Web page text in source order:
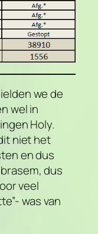
we de
wel in
Holy.
niet het
en dus
dus
veel
was van